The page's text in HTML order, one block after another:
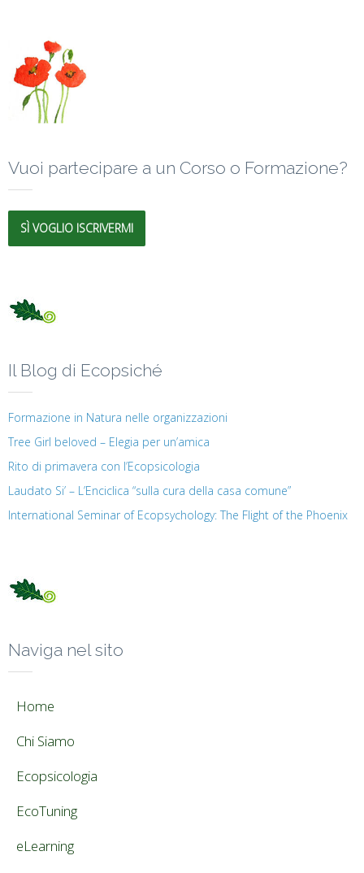
Vuoi partecipare a un Corso o Formazione?
SÌ VOGLIO ISCRIVERMI
Il Blog di Ecopsiché
Formazione in Natura nelle organizzazioni
Tree Girl beloved – Elegia per un’amica
Rito di primavera con l’Ecopsicologia
Laudato Si’ – L’Enciclica “sulla cura della casa comune”
International Seminar of Ecopsychology: The Flight of the Phoenix
Naviga nel sito
Home
Chi Siamo
Ecopsicologia
EcoTuning
eLearning